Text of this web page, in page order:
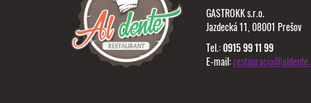
GASTROKK s.r.o.
Jazdecká 11, 08001 Prešov
Tel.:0915 99 11 99
E-mail: